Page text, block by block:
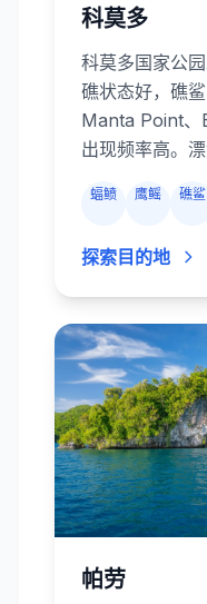
科莫多
科莫多国家公
礁状态好，礁
Manta Point、
出现频率高。
不会失望。有
前巨兽的魅力。
蝠鲼 鹰鳐 礁鲨
探索目的地
帕劳